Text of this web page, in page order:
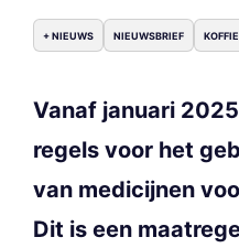
+ NIEUWS NIEUWSBRIEF
Vanaf januari
regels voor het
van medicijnen
Dit is een